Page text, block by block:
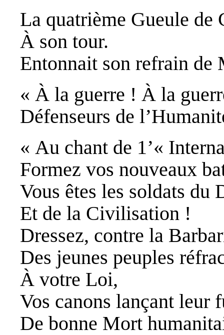
La quatrième Gueule de
À son tour.
Entonnait son refrain de
« À la guerre ! À la
Défenseurs de
« Au chant de 1’«
Formez vos nouveaux
Vous êtes les soldats du
Et de la Civilisation !
Dressez, contre la
Des jeunes peuples
À votre Loi,
Vos canons lançant leur
De bonne Mort